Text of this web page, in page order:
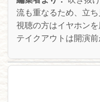
流も重なるため、立
視聴の方はイヤホン
テイクアウトは開演